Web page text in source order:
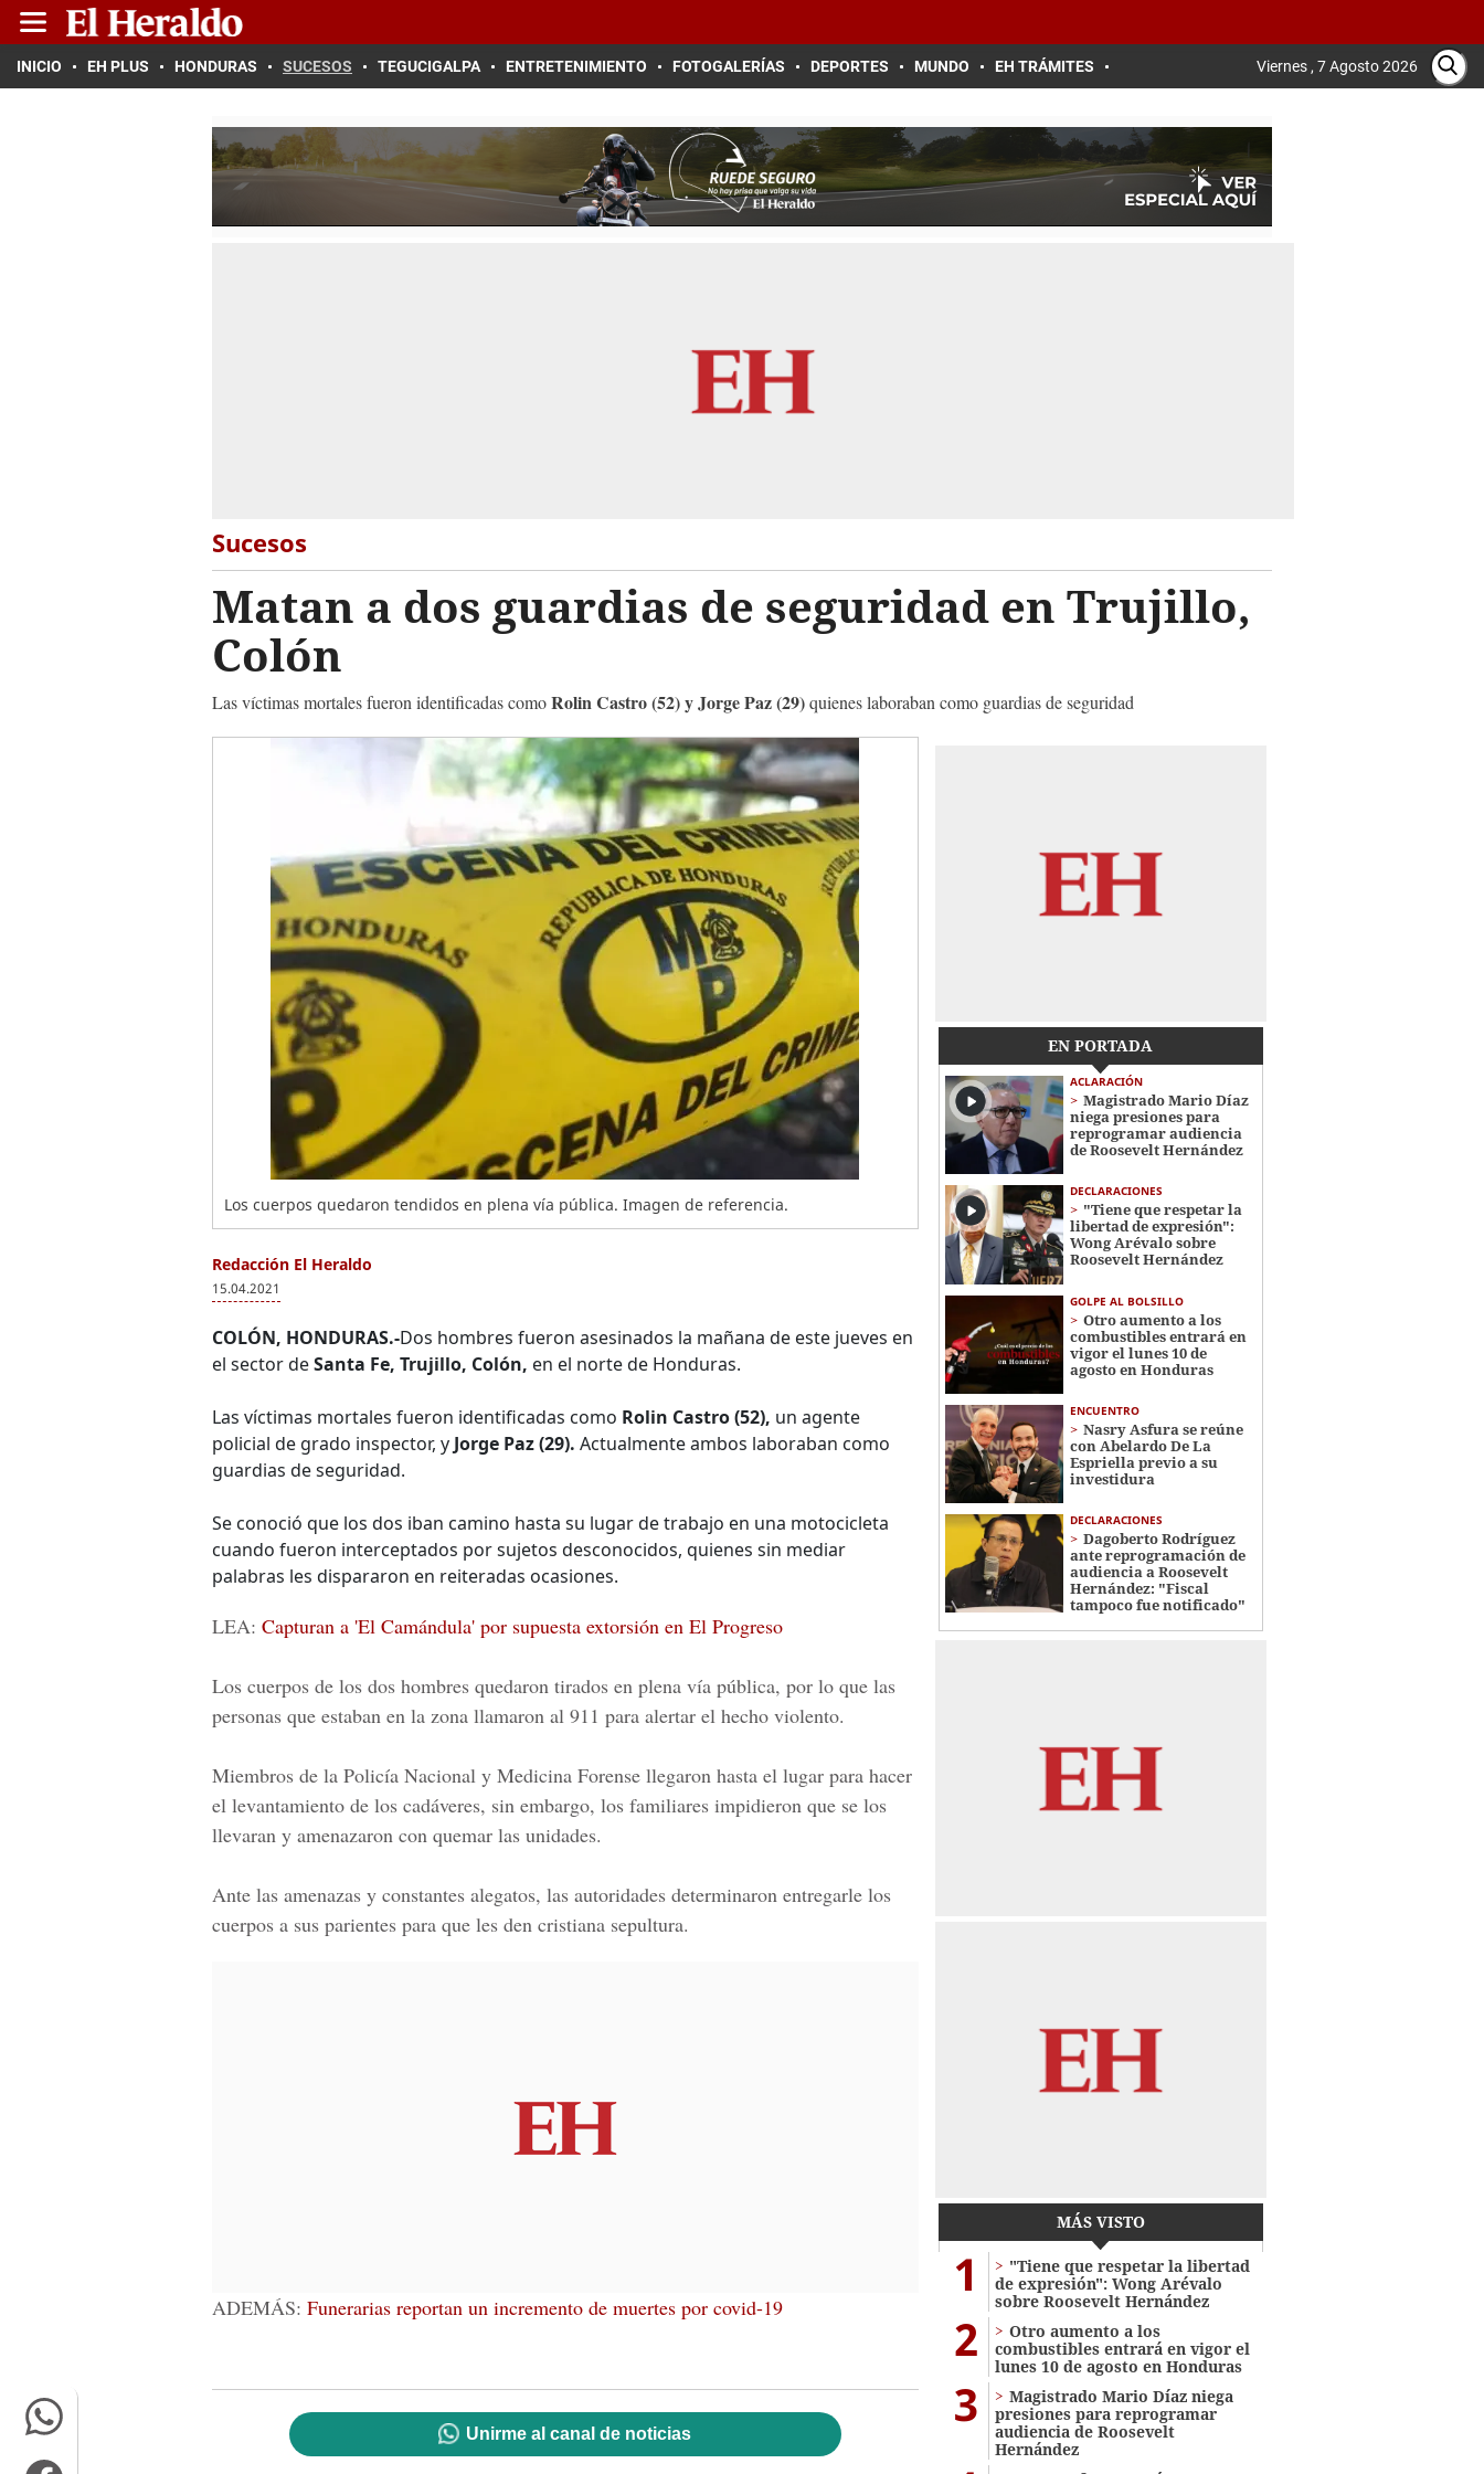
INICIO EH PLUS HONDURAS SUCESOS TEGUCIGALPA ENTRETENIMIENTO FOTOGALERÍAS DEPORTES MUNDO EH TRÁMITES Viernes , 7 Agosto 2026
Sucesos
Matan a dos guardias de seguridad en Trujillo,
Colón
Las víctimas mortales fueron identificadas comoRolin Castro (52) y Jorge Paz (29)quienes laboraban como guardias de seguridad
Los cuerpos quedaron tendidos en plena vía pública. Imagen de referencia.
Redacción El Heraldo
15.04.2021
COLÓN, HONDURAS.-Dos hombres fueron asesinados la mañana de este jueves en
el sector deSanta Fe, Trujillo, Colón, en el norte de Honduras.
Las víctimas mortales fueron identificadas como Rolin Castro (52), un agente
policial de grado inspector, y Jorge Paz (29). Actualmente ambos laboraban como
guardias de seguridad.
Se conoció que los dos iban camino hasta su lugar de trabajo en una motocicleta
cuando fueron interceptados por sujetos desconocidos, quienes sin mediar
palabras les dispararon en reiteradas ocasiones.
LEA: Capturan a 'El Camándula' por supuesta extorsión en El Progreso
Los cuerpos de los dos hombres quedaron tirados en plena vía pública, por lo que las
personas que estaban en la zona llamaron al 911 para alertar el hecho violento.
Miembros de la Policía Nacional y Medicina Forense llegaron hasta el lugar para hacer
el levantamiento de los cadáveres, sin embargo, los familiares impidieron que se los
llevaran y amenazaron con quemar las unidades.
Ante las amenazas y constantes alegatos, las autoridades determinaron entregarle los
cuerpos a sus parientes para que les den cristiana sepultura.
ADEMÁS: Funerarias reportan un incremento de muertes por covid-19
Unirme al canal de noticias
EN PORTADA
ACLARACIÓN
Magistrado Mario Díaz
niega presiones para
reprogramar audiencia
de Roosevelt Hernández
DECLARACIONES
"Tiene que respetar la
libertad de expresión":
Wong Arévalo sobre
Roosevelt Hernández
GOLPE AL BOLSILLO
Otro aumento a los
combustibles entrará en
vigor el lunes 10 de
agosto en Honduras
ENCUENTRO
Nasry Asfura se reúne
con Abelardo De La
Espriella previo a su
investidura
DECLARACIONES
Dagoberto Rodríguez
ante reprogramación de
audiencia a Roosevelt
Hernández: "Fiscal
tampoco fue notificado"
MÁS VISTO
1
"Tiene que respetar la libertad
de expresión": Wong Arévalo
sobre Roosevelt Hernández
2
Otro aumento a los
combustibles entrará en vigor el
lunes 10 de agosto en Honduras
3
Magistrado Mario Díaz niega
presiones para reprogramar
audiencia de Roosevelt
Hernández